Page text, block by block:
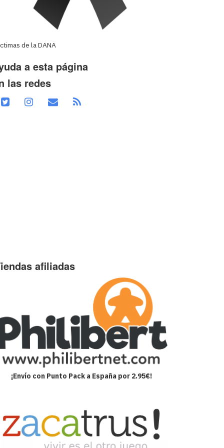
de la DANA
a esta página
las redes
afiliadas
¡Envío con Punto Pack a España por 2.95€!